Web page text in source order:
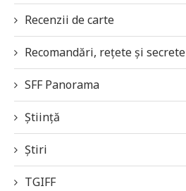
Recenzii de carte
Recomandări, rețete și secrete
SFF Panorama
Știință
Știri
TGIFF